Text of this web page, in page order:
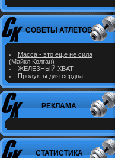
СОВЕТЫ АТЛЕТОВ
Масса - это еще не сила
(Майкл Колган)
ЖЕЛЕЗНЫЙ ХВАТ
Продукты для сердца
РЕКЛАМА
СТАТИСТИКА